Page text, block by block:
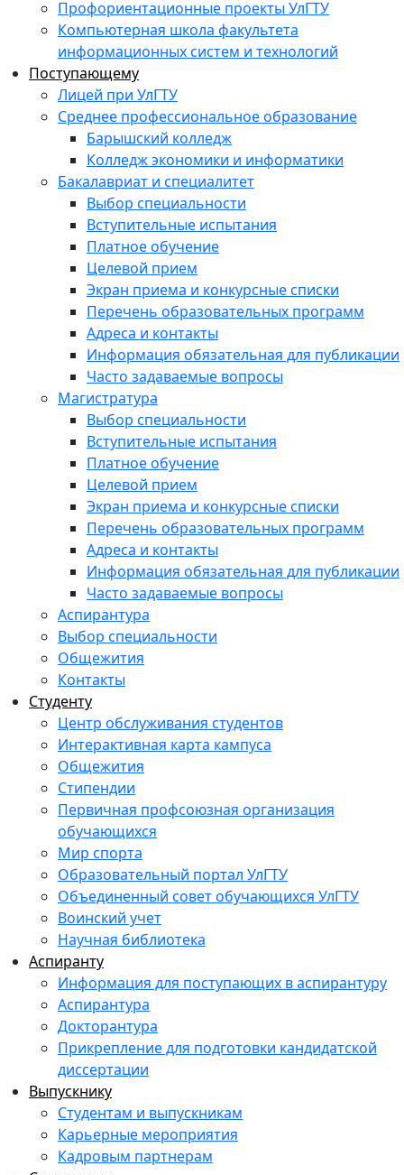
Профориентационные проекты УлГТУ
Компьютерная школа факультета
информационных систем и технологий
Поступающему
Лицей при УлГТУ
Среднее профессиональное образование
Барышский колледж
Колледж экономики и информатики
Бакалавриат и специалитет
Выбор специальности
Вступительные испытания
Платное обучение
Целевой прием
Экран приема и конкурсные списки
Перечень образовательных программ
Адреса и контакты
Информация обязательная для публикации
Часто задаваемые вопросы
Магистратура
Выбор специальности
Вступительные испытания
Платное обучение
Целевой прием
Экран приема и конкурсные списки
Перечень образовательных программ
Адреса и контакты
Информация обязательная для публикации
Часто задаваемые вопросы
Аспирантура
Выбор специальности
Общежития
Контакты
Студенту
Центр обслуживания студентов
Интерактивная карта кампуса
Общежития
Стипендии
Первичная профсоюзная организация
обучающихся
Мир спорта
Образовательный портал УлГТУ
Объединенный совет обучающихся УлГТУ
Воинский учет
Научная библиотека
Аспиранту
Информация для поступающих в аспирантуру
Аспирантура
Докторантура
Прикрепление для подготовки кандидатской
диссертации
Выпускнику
Студентам и выпускникам
Карьерные мероприятия
Кадровым партнерам